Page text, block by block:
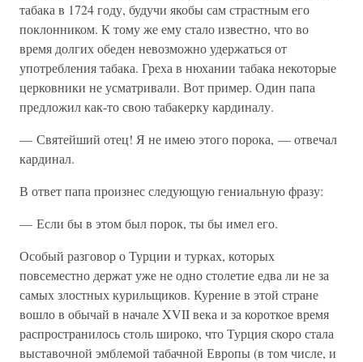
табака в 1724 году, будучи якобы сам страстным его
поклонником. К тому же ему стало известно, что во
время долгих обеден невозможно удержаться от
употребления табака. Греха в нюхании табака некоторые
церковники не усматривали. Вот пример. Один папа
предложил как-то свою табакерку кардиналу.
— Святейший отец! Я не имею этого порока, — отвечал
кардинал.
В ответ папа произнес следующую гениальную фразу:
— Если бы в этом был порок, ты бы имел его.
Особый разговор о Турции и турках, которых
повсеместно держат уже не одно столетие едва ли не за
самых злостных курильщиков. Курение в этой стране
вошло в обычай в начале XVII века и за короткое время
распространилось столь широко, что Турция скоро стала
выставочной эмблемой табачной Европы (в том числе, и